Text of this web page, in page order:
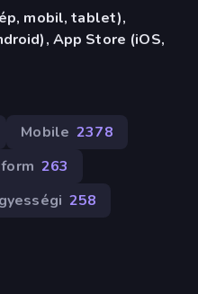
mobil, tablet),
App Store (iOS,
Mobile 2378
263
258